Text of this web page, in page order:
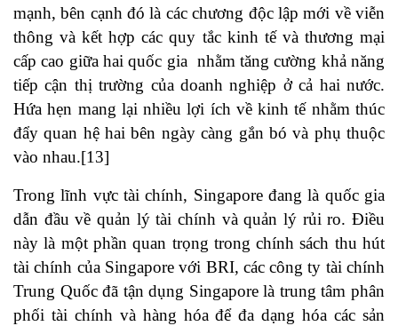
mạnh, bên cạnh đó là các chương độc lập mới về viễn
thông và kết hợp các quy tắc kinh tế và thương mại
cấp cao giữa hai quốc gia nhằm tăng cường khả năng
tiếp cận thị trường của doanh nghiệp ở cả hai nước.
Hứa hẹn mang lại nhiều lợi ích về kinh tế nhằm thúc
đẩy quan hệ hai bên ngày càng gắn bó và phụ thuộc
vào nhau.[13]
Trong lĩnh vực tài chính, Singapore đang là quốc gia
dẫn đầu về quản lý tài chính và quản lý rủi ro. Điều
này là một phần quan trọng trong chính sách thu hút
tài chính của Singapore với BRI, các công ty tài chính
Trung Quốc đã tận dụng Singapore là trung tâm phân
phối tài chính và hàng hóa để đa dạng hóa các sản